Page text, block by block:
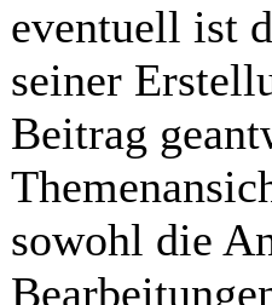
eventuell ist
seiner
Beitrag
sowohl die